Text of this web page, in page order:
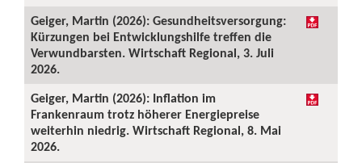
Geiger, Martin (2026): Gesundheitsversorgung:
Kürzungen bei Entwicklungshilfe treffen die
Verwundbarsten. Wirtschaft Regional, 3. Juli
2026.
Geiger, Martin (2026): Inflation im
Frankenraum trotz höherer Energiepreise
weiterhin niedrig. Wirtschaft Regional, 8. Mai
2026.